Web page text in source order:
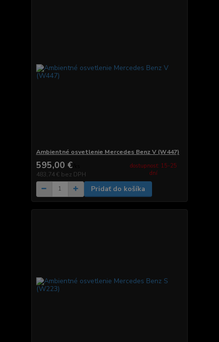
Ambientné osvetlenie Mercedes Benz V (W447)
595,00 €
483,74 € bez DPH
dostupnosť: 15-25
dní
Pridať do košíka